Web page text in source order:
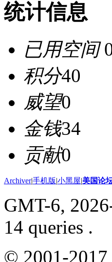
统计信息
已用空间
积分40
威望0
金钱34
贡献0
Archiver|手机版|小黑屋|美国论
GMT-6,
14 queries .
© 2001-2017